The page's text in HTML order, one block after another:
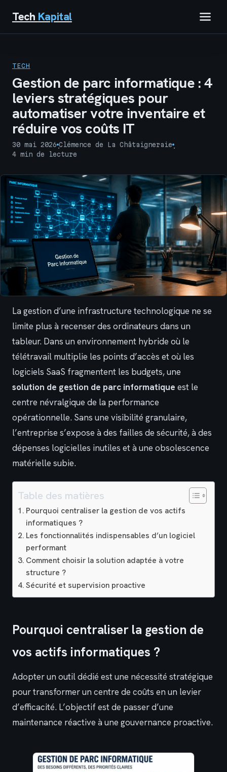
Tech Kapital
BUSINESS
MARKETING
TECH
TECH
Gestion de parc informatique : 4
leviers stratégiques pour
automatiser votre inventaire et
réduire vos coûts IT
30 mai 2026
·
Clémence de La Châtaigneraie
·
4 min de lecture
La gestion d’une infrastructure technologique ne se
limite plus à recenser des ordinateurs dans un
tableur. Dans un environnement hybride où le
télétravail multiplie les points d’accès et où les
logiciels SaaS fragmentent les budgets, une
solution de gestion de parc informatique est le
centre névralgique de la performance
opérationnelle. Sans une visibilité granulaire,
l’entreprise s’expose à des failles de sécurité, à des
dépenses logicielles inutiles et à une obsolescence
matérielle subie.
Table des matières
Pourquoi centraliser la gestion de vos actifs
informatiques ?
Les fonctionnalités indispensables d’un logiciel
performant
Comment choisir la solution adaptée à votre
structure ?
Sécurité et supervision proactive
Pourquoi centraliser la gestion de
vos actifs informatiques ?
Adopter un outil dédié est une nécessité stratégique
pour transformer un centre de coûts en un levier
d’efficacité. L’objectif est de passer d’une
maintenance réactive à une gouvernance proactive.